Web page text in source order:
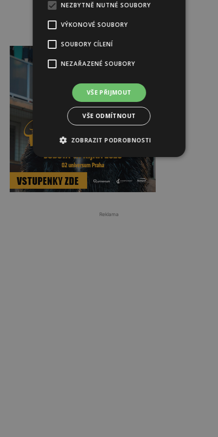
Reklama
Reklama
NEZBYTNĚ NUTNÉ SOUBORY
VÝKONOVÉ SOUBORY
SOUBORY CÍLENÍ
NEZAŘAZENÉ SOUBORY
VŠE PŘIJMOUT
VŠE ODMÍTNOUT
ZOBRAZIT PODROBNOSTI